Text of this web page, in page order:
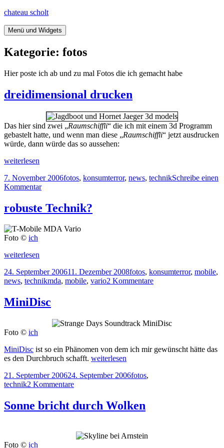
Springe
Inhalt
chateau scholt
Menü und Widgets
Kategorie: fotos
Hier poste ich ab und zu mal Fotos die ich gemacht habe
dreidimensional drucken
Das hier sind zwei „Raumschiffli“ die ich mit einem 3d Programm
gebastelt hatte, und wenn man diese „Raumschiffli“ jetzt ausdrucken
würde, dann würde das so aussehen:
dreidimensional
weiterlesen
Veröffentlicht
am
7. November 2006Kategorien
fotos, konsumterror, news, technikSchreibe einen
Kommentarzu
drucken
robuste Technik?
Foto © ich
robuste
weiterlesen
Veröffentlicht
am
24. September 200611. Dezember 2008Kategorien
fotos, konsumterror, mobile,
news, technikTags
mda, mobile, vario2 Kommentarezu
MiniDisc
Foto © ich
MiniDisc ist so ein Phänomen von dem ich mir gewünscht hätte das
es den Durchbruch schafft. MiniDisc
weiterlesen
Veröffentlicht
am
21. September 200624. September 2006Kategorien
fotos,
technik2 Kommentarezu
Sonne bricht durch Wolken
Foto © ich